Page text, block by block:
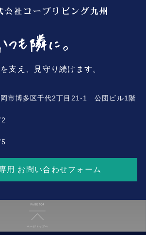
支え、見守り続けます。
市博多区千代2丁目21-1 公団ビル1階
用 お問い合わせフォーム